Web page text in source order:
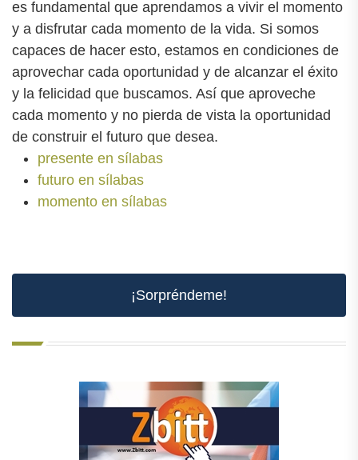
es fundamental que aprendamos a vivir el momento
y a disfrutar cada momento de la vida. Si somos
capaces de hacer esto, estamos en condiciones de
aprovechar cada oportunidad y de alcanzar el éxito
y la felicidad que buscamos. Así que aproveche
cada momento y no pierda de vista la oportunidad
de construir el futuro que desea.
presente en sílabas
futuro en sílabas
momento en sílabas
¡Sorpréndeme!